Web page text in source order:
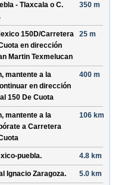
- Tlaxcala o C.
350 m
150D/Carretera
en dirección
Martin Texmelucan
25 m
mantente a la
en dirección
150 De Cuota
400 m
mantente a la
a Carretera
106 km
puebla. 4.8 km
Ignacio Zaragoza. 5.0 km